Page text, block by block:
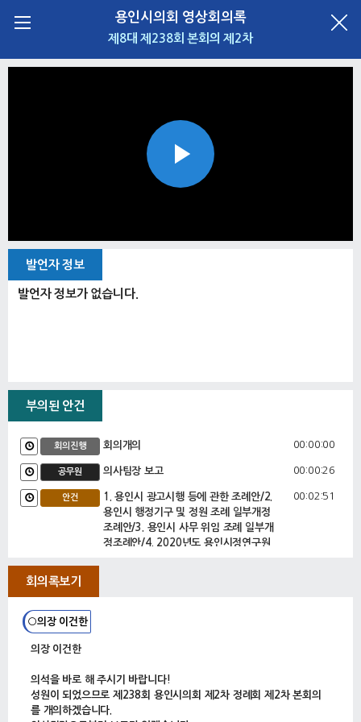
용인시의회 영상회의록
제8대 제238회 본회의 제2차
Play
발언자 정보
발언자 정보가 없습니다.
부의된 안건
회의진행 회의개의 00:00:00
공무원 의사팀장 보고 00:00:26
안건
1. 용인시 광고시행 등에 관한 조례안/2.
용인시 행정기구 및 정원 조례 일부개정
조례안/3. 용인시 사무 위임 조례 일부개
정조례안/4. 2020년도 용인시정연구원
(변경)]/10. 2020년도 공유재산 관리계
획안(정기분) [시립시니어 케어센터 건
립]/11. 2020년도 공유재산 관리계획안
00:02:51
회의록보기
○의장 이건한
의장 이건한
의석을 바로 해 주시기 바랍니다!
성원이 되었으므로 제238회 용인시의회 제2차 정례회 제2차 본회의
를 개의하겠습니다.